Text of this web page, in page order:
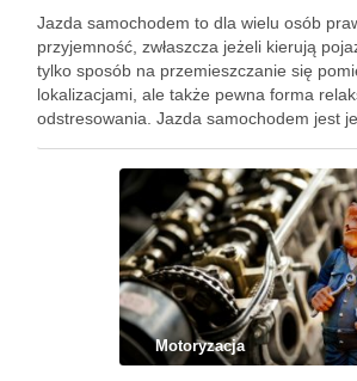
Jazda samochodem to dla wielu osób
przyjemność, zwłaszcza jeżeli kierują
tylko sposób na przemieszczanie się
lokalizacjami, ale także pewna forma
odstresowania. Jazda samochodem jest
głośników. Obecna technologia pozwala
nośników. Kiedyś …
Motoryzacja